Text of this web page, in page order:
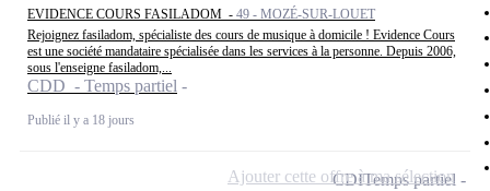
EVIDENCE COURS FASILADOM - 49 - MOZÉ-SUR-LOUET
Rejoignez fasiladom, spécialiste des cours de musique à domicile ! Evidence Cours
est une société mandataire spécialisée dans les services à la personne. Depuis 2006,
sous l'enseigne fasiladom,...
CDD - Temps partiel
Publié il y a 18 jours
CDITemps partiel
Ajouter cette offre à ma sélection